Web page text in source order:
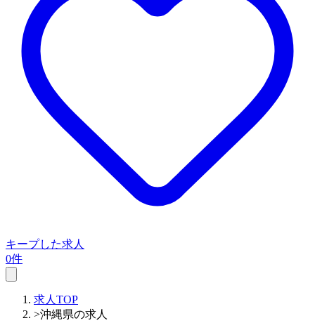
キープした求人
0件
求人TOP
>沖縄県の求人